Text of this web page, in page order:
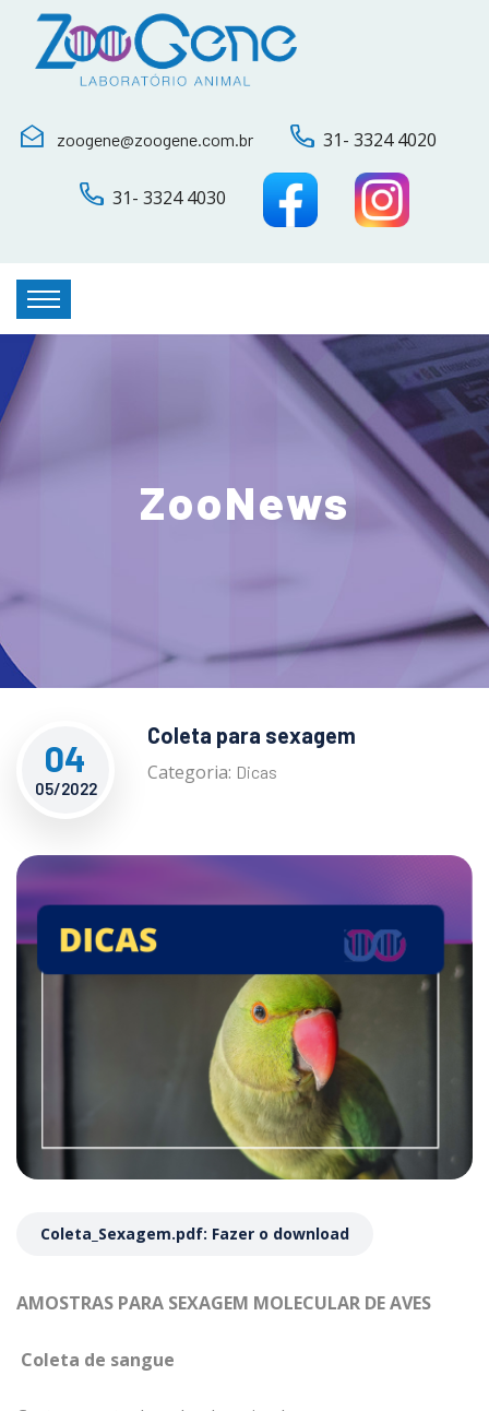
zoogene@zoogene.com.br 31- 3324 4020
31- 3324 4030
ZooNews
04
05/2022
Coleta para sexagem
Categoria: Dicas
Coleta_Sexagem.pdf: Fazer o download
AMOSTRAS PARA SEXAGEM MOLECULAR DE AVES
Coleta de sangue